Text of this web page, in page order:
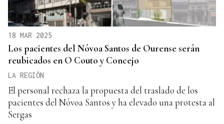
18 MAR 2025
Los pacientes del Nóvoa Santos de Ourense serán
reubicados en O Couto y Concejo
LA REGIÓN
El personal rechaza la propuesta del traslado de los
pacientes del Nóvoa Santos y ha elevado una protesta al
Sergas